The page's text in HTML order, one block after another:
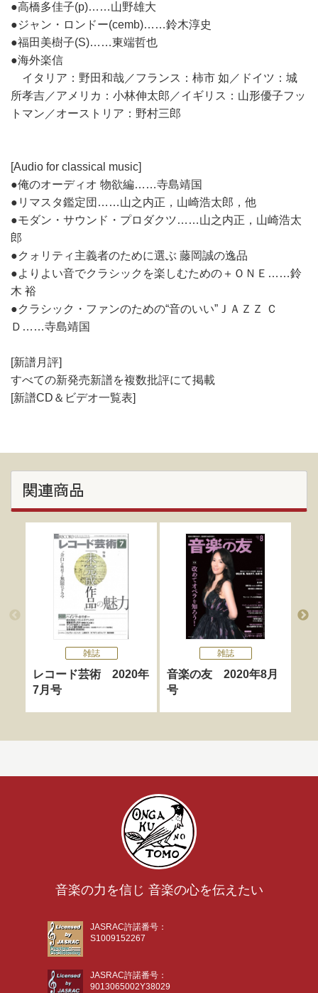
●高橋多佳子(p)……山野雄大
●ジャン・ロンドー(cemb)……鈴木淳史
●福田美樹子(S)……東端哲也
●海外楽信
イタリア：野田和哉／フランス：柿市 如／ドイツ：城
所孝吉／アメリカ：小林伸太郎／イギリス：山形優子フッ
トマン／オーストリア：野村三郎
[Audio for classical music]
●俺のオーディオ 物欲編……寺島靖国
●リマスタ鑑定団……山之内正，山崎浩太郎，他
●モダン・サウンド・プロダクツ……山之内正，山崎浩太
郎
●クォリティ主義者のために選ぶ 藤岡誠の逸品
●よりよい音でクラシックを楽しむための＋ＯＮＥ……鈴
木 裕
●クラシック・ファンのための“音のいい”ＪＡＺＺ Ｃ
Ｄ……寺島靖国
[新譜月評]
すべての新発売新譜を複数批評にて掲載
[新譜CD＆ビデオ一覧表]
関連商品
雑誌
レコード芸術 2020年
7月号
雑誌
音楽の友 2020年8月
号
音楽の力を信じ 音楽の心を伝えたい
JASRAC許諾番号：
S1009152267
JASRAC許諾番号：
9013065002Y38029